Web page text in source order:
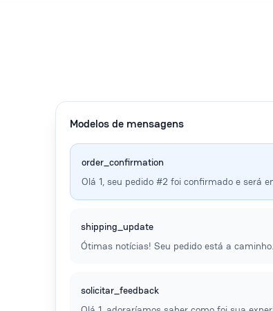
Modelos de mensagens
order_confirmation
Olá 1, seu pedido #2 foi confirmado e será
shipping_update
Ótimas notícias! Seu pedido está a
solicitar_feedback